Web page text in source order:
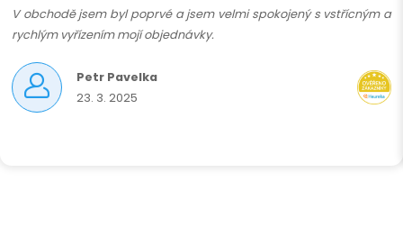
V obchodě jsem byl poprvé a jsem velmi spokojený s vstřícným a
rychlým vyřízením mojí objednávky.
Petr Pavelka
23. 3. 2025